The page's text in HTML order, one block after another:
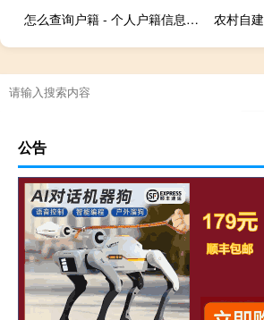
怎么查询户籍 - 个人户籍信息查询系统
公告